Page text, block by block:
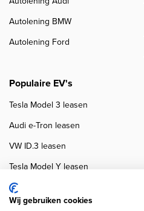
Autolening BMW
Autolening Ford
Populaire EV's
Tesla Model 3 leasen
Audi e-Tron leasen
VW ID.3 leasen
Tesla Model Y leasen
VW ID.4 leasen
Wij gebruiken cookies